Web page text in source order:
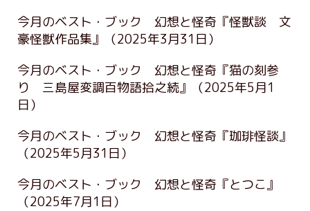
今月のベスト・ブック 幻想と怪奇『怪獣談 文
豪怪獣作品集』
（2025年3月31日）
今月のベスト・ブック 幻想と怪奇『猫の刻参
り 三島屋変調百物語拾之続』
（2025年5月1
日）
今月のベスト・ブック 幻想と怪奇『珈琲怪談』
（2025年5月31日）
今月のベスト・ブック 幻想と怪奇『とつこ』
（2025年7月1日）